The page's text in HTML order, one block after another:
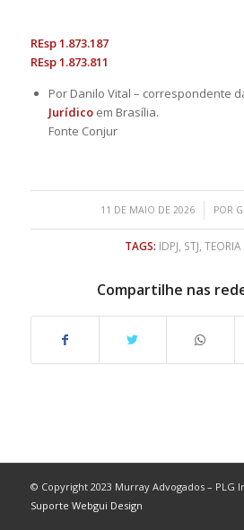
REsp 1.873.187
REsp 1.873.811
Por Danilo Vital – correspondente
Jurídicoem Brasília.
Fonte Conjur
11 DE MAIO DE 2026
/ POR
TAGS: IDPJ, STJ,
Compartilhe nas
© Copyright 2023 Murray Advogados – PLG
Suporte Webgui Design